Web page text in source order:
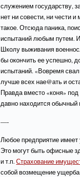
служением государству,
нет ни совести, ни чести
такое. Отсюда паника,
испытаний любым путем. И
Школу выживания
бы окончить ее успешно,
испытаний. «Вовремя
лучше всех нае@ать и
Правда вместо «коня»
давно находится обычный
—-
Любое предприятие
Это могут быть офисные
и т.п.Страхование
собой возмещение